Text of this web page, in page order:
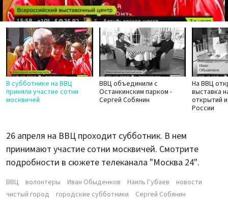
Video
В субботнике на ВВЦ
приняли участие сотни
москвичей
ВВЦ объединили с
Останкинским парком -
Сергей Собянин
На ВВЦ
выставка
открытий
России
26 апреля на ВВЦ проходит субботник. В нем
принимают участие сотни москвичей. Смотрите
подробности в сюжете телеканала "Москва 24".
ВВЦ волонтеры Иван Обыденков Наиль Губаев
новости
чистый город
городские субботники Сергей Собянин